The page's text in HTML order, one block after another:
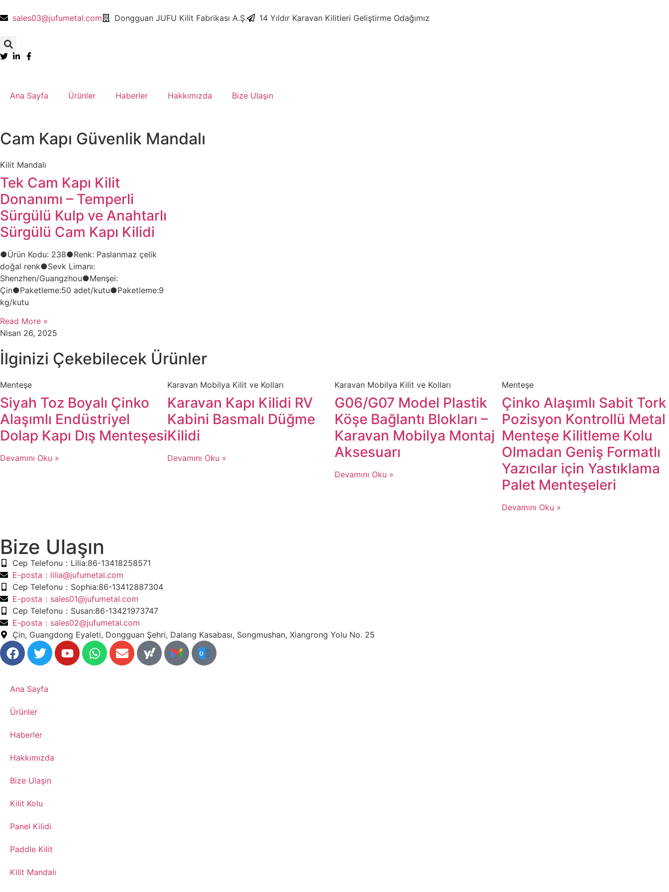
sales03@jufumetal.com ​Dongguan JUFU Kilit Fabrikası A.Ş. ​14 Yıldır Karavan Kilitleri Geliştirme Odağımız
Ana Sayfa ​Ürünler ​Haberler ​Hakkımızda Bize Ulaşın
​​Cam Kapı Güvenlik Mandalı​​
Kilit Mandalı​
Tek Cam Kapı Kilit
Donanımı – Temperli
Sürgülü Kulp ve Anahtarlı
Sürgülü Cam Kapı Kilidi​
●Ürün Kodu: 238●​​Renk: Paslanmaz çelik
doğal renk●Sevk Limanı:
Shenzhen/Guangzhou●​Menşei:
Çin●Paketleme:50 adet/kutu●Paketleme:9
kg/kutu
Read More »
Nisan 26, 2025
İlginizi Çekebilecek Ürünler
Menteşe​
​​​​​​Siyah Toz Boyalı Çinko
Alaşımlı Endüstriyel
Dolap Kapı Dış Menteşesi
Devamını Oku »
​Karavan Mobilya Kilit ve Kolları
Karavan Kapı Kilidi RV
Kabini Basmalı Düğme
Kilidi
Devamını Oku »
​Karavan Mobilya Kilit ve Kolları
G06/G07 Model Plastik
Köşe Bağlantı Blokları –
Karavan Mobilya Montaj
Aksesuarı
Devamını Oku »
Menteşe​
​​​​​Çinko Alaşımlı Sabit Tork
Pozisyon Kontrollü Metal
Menteşe Kilitleme Kolu
Olmadan Geniş Formatlı
Yazıcılar için Yastıklama
Palet Menteşeleri
Devamını Oku »
Bize Ulaşın
​Cep Telefonu：Lilia:86-13418258571
​E-posta​：lilia@jufumetal.com
​Cep Telefonu：Sophia:86-13412887304
​E-posta​：sales01@jufumetal.com
​Cep Telefonu：Susan:86-13421973747
​E-posta​：sales02@jufumetal.com
Çin, Guangdong Eyaleti, Dongguan Şehri, Dalang Kasabası, Songmushan, Xiangrong Yolu No. 25
Ana Sayfa
​Ürünler
​Haberler
​Hakkımızda
Bize Ulaşın
​Kilit Kolu
​Panel Kilidi
​Paddle Kilit
Kilit Mandalı​